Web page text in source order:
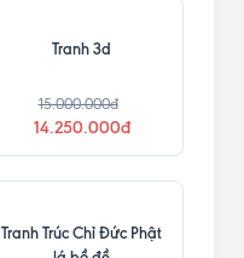
Tranh 3d
15.000.000đ
14.250.000đ
Tranh Trúc Chỉ Đức Phật